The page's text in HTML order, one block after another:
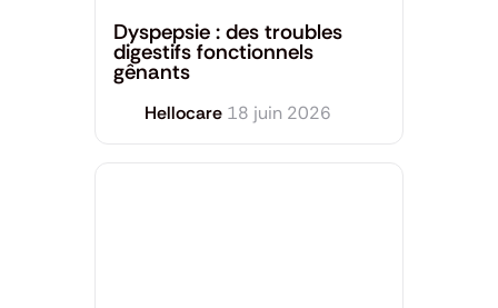
Dyspepsie : des troubles
digestifs fonctionnels
gênants
Hellocare 18 juin 2026